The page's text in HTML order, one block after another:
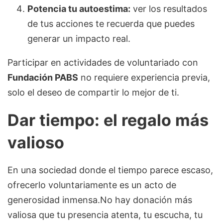
Potencia tu autoestima: ver los resultados
de tus acciones te recuerda que puedes
generar un impacto real.
Participar en actividades de voluntariado con
Fundación PABS no requiere experiencia previa,
solo el deseo de compartir lo mejor de ti.
Dar tiempo: el regalo más
valioso
En una sociedad donde el tiempo parece escaso,
ofrecerlo voluntariamente es un acto de
generosidad inmensa.No hay donación más
valiosa que tu presencia atenta, tu escucha, tu